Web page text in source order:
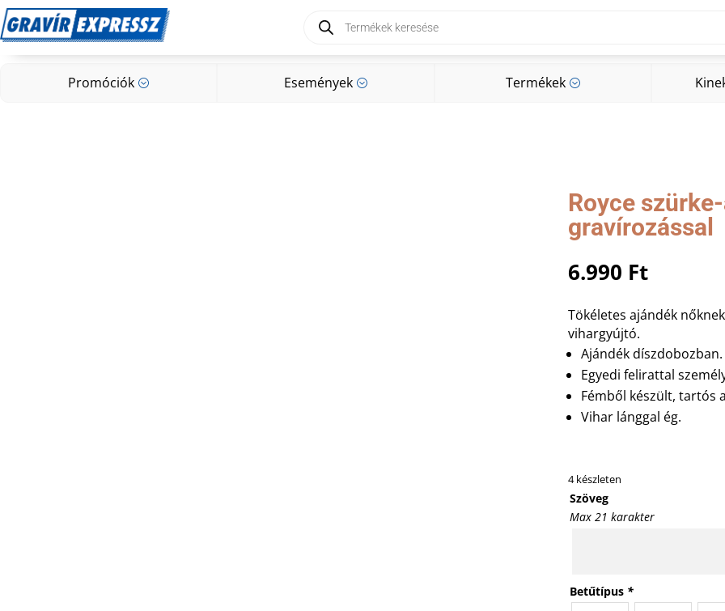
search
Promóciók ; Események ; Termékek ;
Promóciók; Események
Royce
gravírozással
6.990 Ft
Tökéletes ajándék
vihargyújtó.
Ajándék díszdobozban.
Egyedi felirattal
Fémből készült, tartós
Vihar lánggal ég.
4 készleten
Szöveg
Max 21 karakter
Betűtípus *